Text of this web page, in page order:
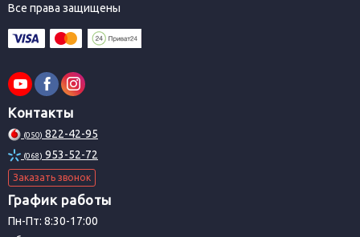
Все права защищены
Контакты
(050) 822-42-95
(068) 953-52-72
Заказать звонок
График работы
Пн-Пт: 8:30-17:00